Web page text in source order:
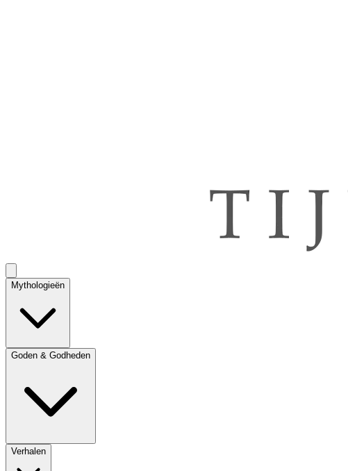
Mythologieën
Goden & Godheden
Verhalen